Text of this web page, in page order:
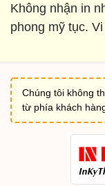
Không nhận in
phong mỹ tục.
Chúng tôi không
từ phía khách